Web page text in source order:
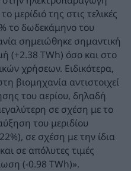
μερίδιό της στις τελικές
το δωδεκάμηνο του
σημειώθηκε σημαντική
(+2.38 ΤWh) όσο και στο
χρήσεων. Ειδικότερα,
βιομηχανία αντιστοιχεί
του αερίου, δηλαδή
σε σχέση με το
του μεριδίου
σε σχέση με την ίδια
σε απόλυτες τιμές
(-0.98 TWh)».